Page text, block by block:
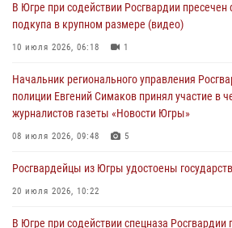
Офицеры Росгвардии и ветераны войск
память генерала армии Ивана Кирилловича
В Югре при силовой поддержке ОМОН
подозреваемые в страховом мошенничестве
06 августа 2026, 09:07
Урайский отдел вневедомственной охраны
60-летний юбилей
В Югре при содействии Росгвардии
подкупа в крупном размере (видео)
10 июля 2026, 06:18 1
Начальник регионального управления
полиции Евгений Симаков принял участие в
журналистов газеты «Новости Югры»
08 июля 2026, 09:48 5
Росгвардейцы из Югры удостоены
20 июля 2026, 10:22
В Югре при содействии спецназа